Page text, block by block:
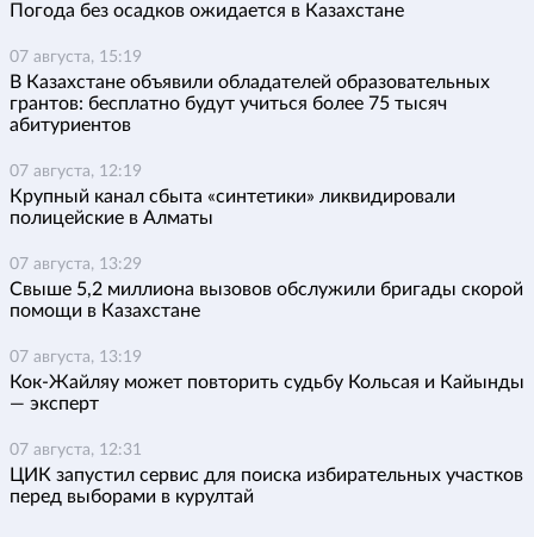
Погода без осадков ожидается в Казахстане
07 августа, 15:19
В Казахстане объявили обладателей образовательных
грантов: бесплатно будут учиться более 75 тысяч
абитуриентов
07 августа, 12:19
Крупный канал сбыта «синтетики» ликвидировали
полицейские в Алматы
07 августа, 13:29
Свыше 5,2 миллиона вызовов обслужили бригады скорой
помощи в Казахстане
07 августа, 13:19
Кок-Жайляу может повторить судьбу Кольсая и Кайынды
— эксперт
07 августа, 12:31
ЦИК запустил сервис для поиска избирательных участков
перед выборами в курултай